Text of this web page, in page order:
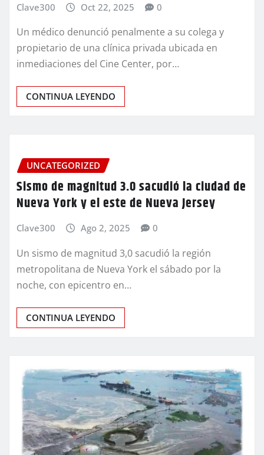
Clave300 Oct 22, 2025 0
Un médico denunció penalmente a su colega y
propietario de una clínica privada ubicada en
inmediaciones del Cine Center, por…
CONTINUA LEYENDO
UNCATEGORIZED
Sismo de magnitud 3.0 sacudió la ciudad de
Nueva York y el este de Nueva Jersey
Clave300 Ago 2, 2025 0
Un sismo de magnitud 3,0 sacudió la región
metropolitana de Nueva York el sábado por la
noche, con epicentro en…
CONTINUA LEYENDO